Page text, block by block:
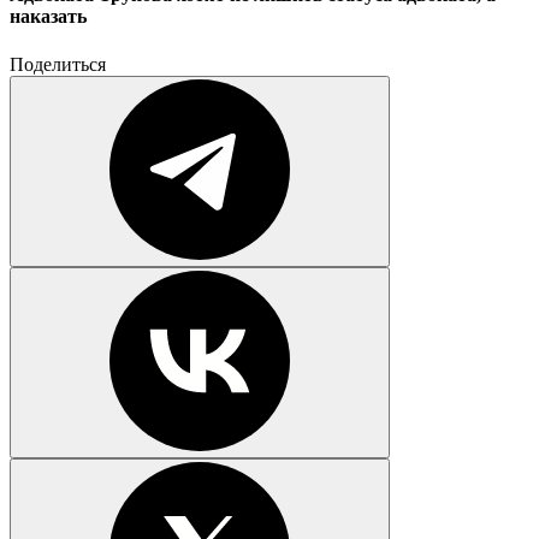
наказать
Поделиться